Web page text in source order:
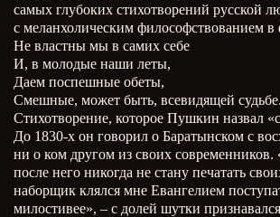
самых глубоких стихотворений русской
с меланхолическим философствованием в
Не властны мы в самих себе
И, в молодые наши леты,
Даем поспешные обеты,
Смешные, может быть, всевидящей судьбе.
Стихотворение, которое Пушкин назвал
До 1830-х он говорил о Баратынском с
ни о ком другом из своих современников.
после него никогда не стану печатать
наборщик клялся мне Евангелием
милостивее», – с долей шутки